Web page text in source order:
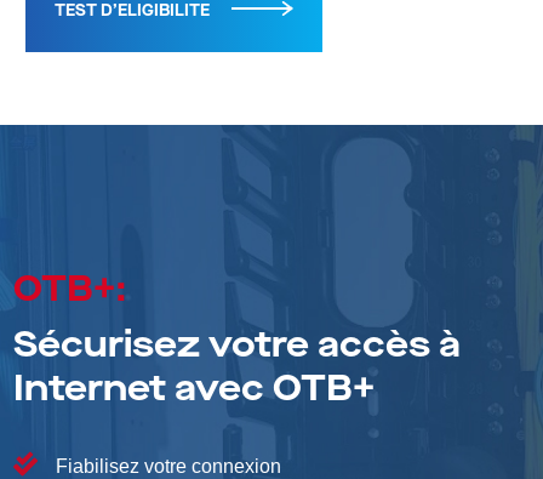
TEST D’ELIGIBILITE
OTB+:
Sécurisez votre accès à
Internet avec OTB+
Fiabilisez votre connexion